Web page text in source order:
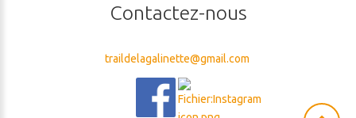
Contactez-nous
traildelagalinette@gmail.com